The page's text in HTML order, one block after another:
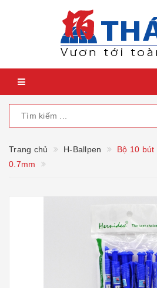
Trang chủ H-Ballpen
Bộ 10 bút
0.7mm